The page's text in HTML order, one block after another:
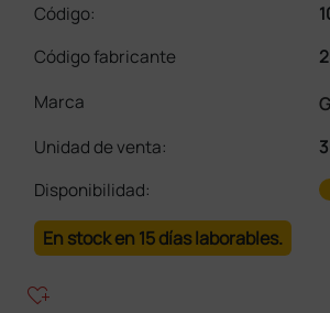
Código:
Código fabricante
Marca
Unidad de venta:
Disponibilidad:
En stock en 15 días laborables.
heart_plus